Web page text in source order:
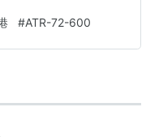
のが新興トキエアに
先は株主優待を使え
¥10000で購入。 ま
のが本音だから、遠
#ATR-72-600